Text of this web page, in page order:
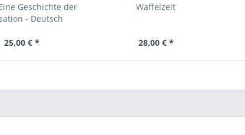
Geschichte der
- Deutsch
25,00 € *
Waffelzeit
28,00 € *